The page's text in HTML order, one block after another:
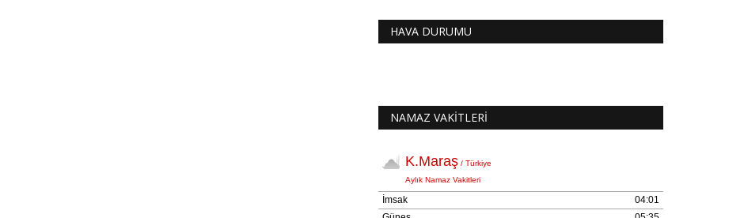
HAVA DURUMU
NAMAZ VAKİTLERİ